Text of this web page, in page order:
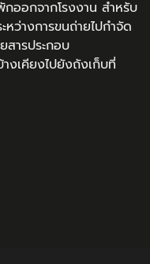
ออกจากโรงงาน สำหรับ
ว่างการขนถ่ายไปกำจัด
สารประกอบ
งเคียงไปยังถังเก็บที่